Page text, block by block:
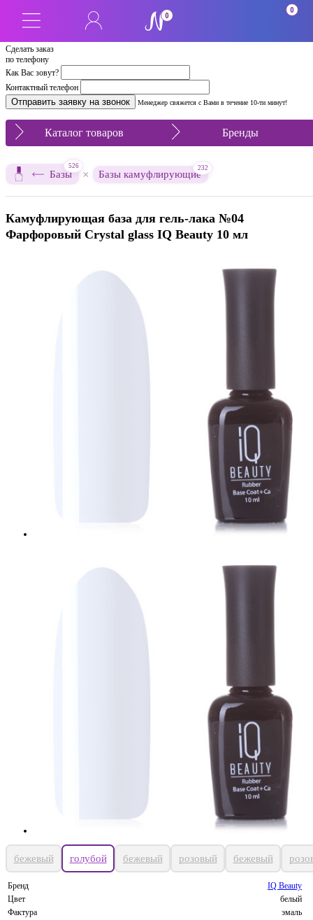
Сделать заказ
по телефону
Как Вас зовут?
Контактный телефон
Менеджер свяжется с Вами в течение 10-ти минут!
0
0
Каталог товаров Бренды
Базы
526
× Базы камуфлирующие
232
Камуфлирующая база для гель-лака №04
Фарфоровый Crystal glass IQ Beauty 10 мл
бежевый голубой бежевый розовый бежевый
Бренд
IQ Beauty
Цвет
белый
Фактура
эмаль